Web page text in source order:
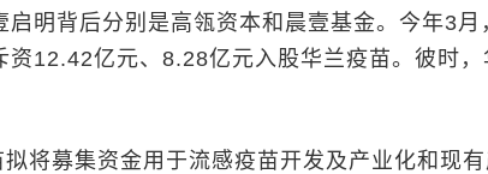
启明背后分别是高瓴资本和晨壹基金。今年3月
资12.42亿元、8.28亿元入股华兰疫苗。彼时，
募集资金用于流感疫苗开发及产业化和现有